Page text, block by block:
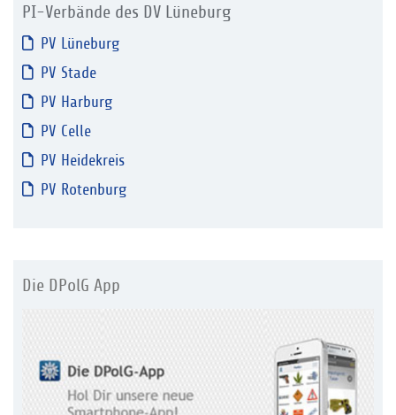
PI-Verbände des DV Lüneburg
PV Lüneburg
PV Stade
PV Harburg
PV Celle
PV Heidekreis
PV Rotenburg
Die DPolG App